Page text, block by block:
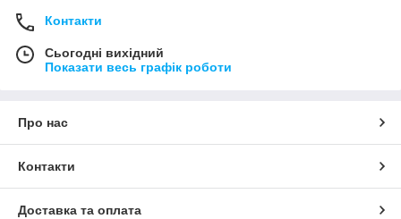
Контакти
Сьогодні вихідний
Показати весь графік роботи
Про нас
Контакти
Доставка та оплата